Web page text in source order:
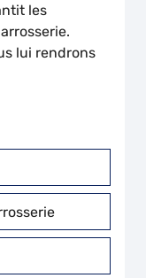
les
lui rendrons